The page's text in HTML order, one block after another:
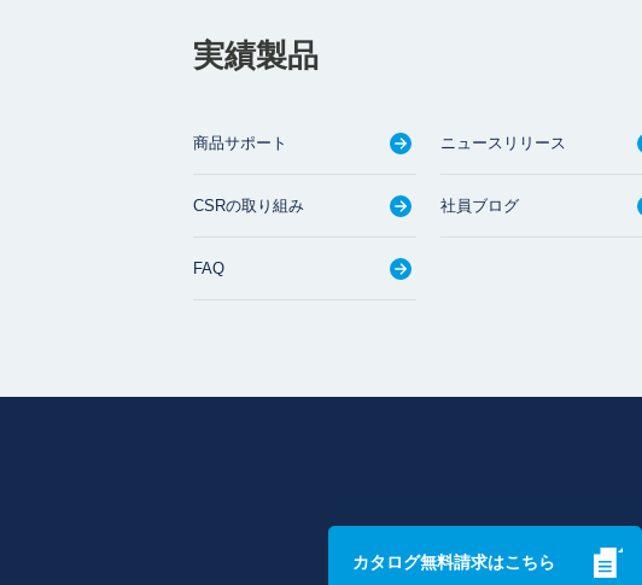
実績製品
商品サポート ニュースリリース
CSRの取り組み 社員ブログ
FAQ
カタログ無料請求はこちら